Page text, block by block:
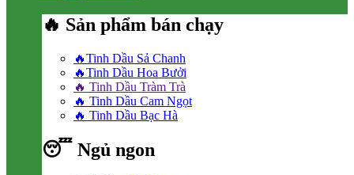
🔥 Sản phẩm bán chạy
🔥Tinh Dầu Sả Chanh
🔥Tinh Dầu Hoa Bưởi
🔥 Tinh Dầu Tràm Trà
🔥 Tinh Dầu Cam Ngọt
🔥 Tinh Dầu Bạc Hà
😴 Ngủ ngon